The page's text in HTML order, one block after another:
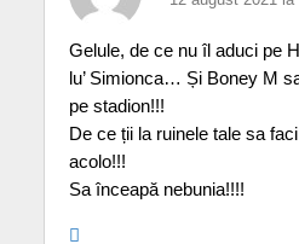
Gelule, de ce nu îl aduci pe
lu’ Simionca… Și Boney M
pe stadion!!!
De ce ții la ruinele tale sa faci
acolo!!!
Sa înceapă nebunia!!!!